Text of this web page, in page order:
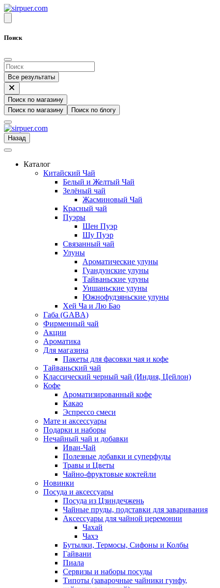
Поиск
Все результаты
Поиск по магазину
Поиск по магазину
Поиск по блогу
Назад
Каталог
Китайский Чай
Белый и Желтый Чай
Зелёный чай
Жасминовый Чай
Красный чай
Пуэры
Шен Пуэр
Шу Пуэр
Связанный чай
Улуны
Ароматические улуны
Гуандунские улуны
Тайваньские улуны
Уишаньские улуны
Южнофудзяньские улуны
Хей Ча и Лю Бао
Габа (GABA)
Фирменный чай
Акции
Ароматика
Для магазина
Пакеты для фасовки чая и кофе
Тайваньский чай
Классический черный чай (Индия, Цейлон)
Кофе
Ароматизированный кофе
Какао
Эспрессо смеси
Мате и аксессуары
Подарки и наборы
Нечайный чай и добавки
Иван-Чай
Полезные добавки и суперфуды
Травы и Цветы
Чайно-фруктовые коктейли
Новинки
Посуда и аксессуары
Посуда из Цзиндечжень
Чайные пруды, подставки для заваривания
Аксессуары для чайной церемонии
Чахай
Чахэ
Бутылки, Термосы, Сифоны и Колбы
Гайвани
Пиала
Сервизы и наборы посуды
Типоты (заварочные чайники гунфу,